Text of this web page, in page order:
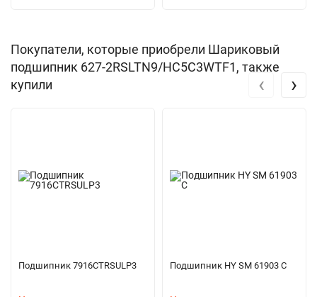
Покупатели, которые приобрели Шариковый
подшипник 627-2RSLTN9/HC5C3WTF1, также
купили
Подшипник 7916CTRSULP3 Подшипник HY SM 61903 C
‹ ›